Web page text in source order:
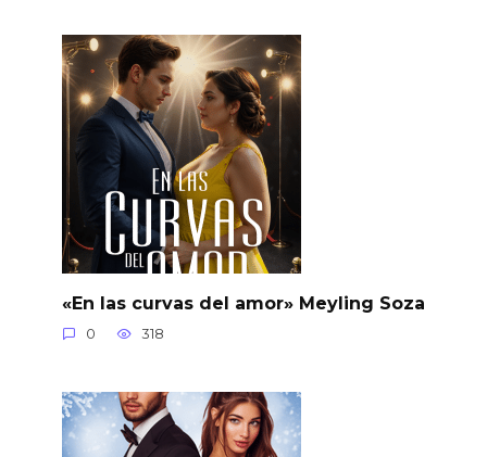
«En las curvas del amor» Meyling Soza
0 318